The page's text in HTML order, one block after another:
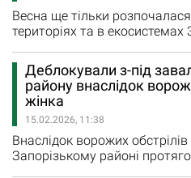
житлові будинки. Пожежу,…
Весна ще тільки
територіях та в екосистемах
березня рятувальники
минулу добу рятувальники
відкритих територіях у
завдав шкоди
середовищу на загальній
Деблокували з-під
району внаслідок
жінка
15.02.2026, 11:38
Внаслідок ворожих
Запорізькому районі